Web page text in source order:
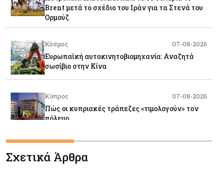
Brent μετά το σχέδιο του Ιράν για τα Στενά του
Ορμούζ
Κόσμος 07-08-2026
Ευρωπαϊκή αυτοκινητοβιομηχανία: Αναζητά
σωσίβιο στην Κίνα
Κύπρος 07-08-2026
Πώς οι κυπριακές τράπεζες «τιμολογούν» τον
πόλεμο
Νέα διοικητικά συμβούλια σε Cyta, AHK και σε
Σχετικά Άρθρα